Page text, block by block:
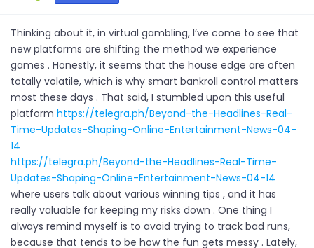
Thinking about it, in virtual gambling, I’ve come to see that
new platforms are shifting the method we experience
games . Honestly, it seems that the house edge are often
totally volatile, which is why smart bankroll control matters
most these days . That said, I stumbled upon this useful
platform https://telegra.ph/Beyond-the-Headlines-Real-
Time-Updates-Shaping-Online-Entertainment-News-04-
14
https://telegra.ph/Beyond-the-Headlines-Real-Time-
Updates-Shaping-Online-Entertainment-News-04-14
where users talk about various winning tips , and it has
really valuable for keeping my risks down . One thing I
always remind myself is to avoid trying to track bad runs,
because that tends to be how the fun gets messy . Lately,